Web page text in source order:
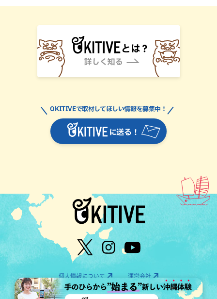
に送る！
OKITIVEで取材してほしい情報を募集中！
個人情報について 運営会社